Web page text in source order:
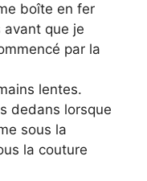
boîte en fer
avant que je
par la
lentes.
dedans lorsque
sous la
la couture